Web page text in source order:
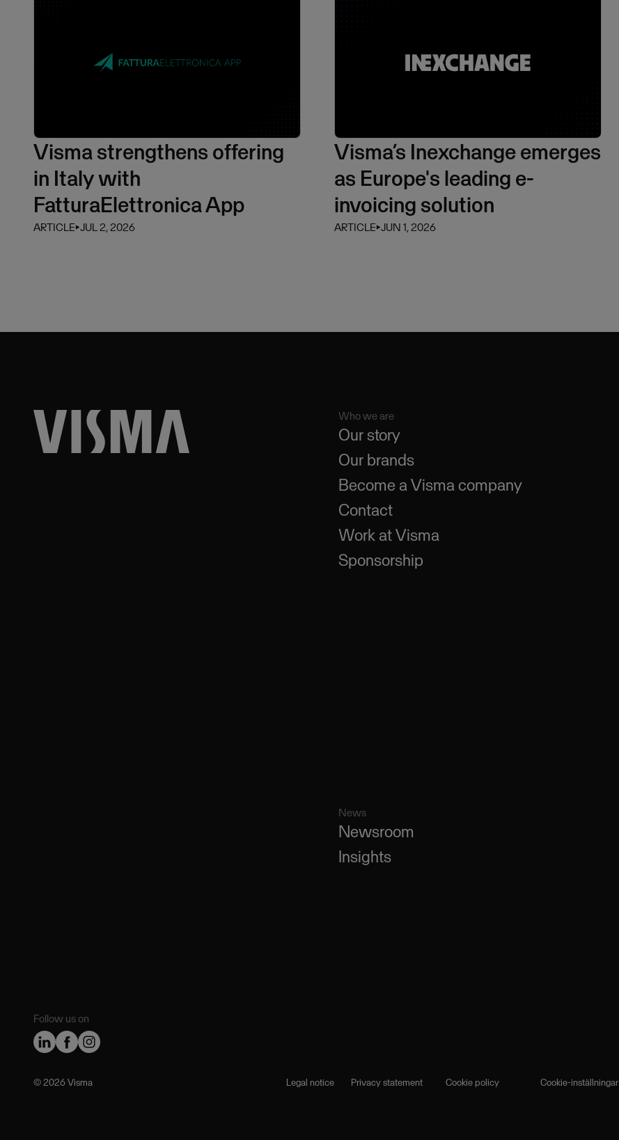
Visma strengthens offering
in Italy with
FatturaElettronica App
ARTICLE⏵JUL 2, 2026
Visma’s Inexchange emerges
as Europe's leading e-
invoicing solution
ARTICLE⏵JUN 1, 2026
Follow us on
Who we are
Our story
Our brands
Become a Visma company
Contact
Work at Visma
Sponsorship
News
Newsroom
Insights
©️ 2026 Visma Legal notice Privacy statement Cookie policy Cookie-inställningar